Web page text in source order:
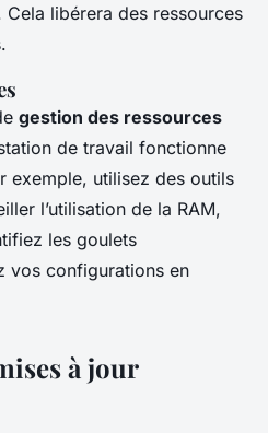
libérera des ressources
gestion des ressources
de travail fonctionne
exemple, utilisez des outils
l’utilisation de la RAM,
les goulets
vos configurations en
à jour